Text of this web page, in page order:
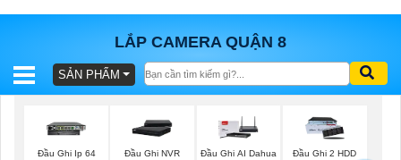
LẮP CAMERA QUẬN 8
BÁO
TRỌN
GÓI
SẢN PHẨM
Đầu Ghi Ip 64
Đầu Ghi NVR
Đầu Ghi AI Dahua
Đầu Ghi 2 HDD